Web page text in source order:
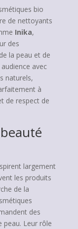
bio
de nettoyants
Inika,
des
la peau et de
avec
naturels,
à
de respect de
largement
les produits
de la
des
peau. Leur rôle